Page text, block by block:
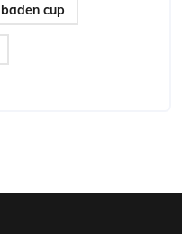
baden cup